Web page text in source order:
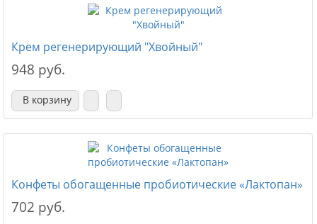
Крем регенерирующий "Хвойный"
948 руб.
В корзину
Конфеты обогащенные пробиотические «Лактопан»
702 руб.